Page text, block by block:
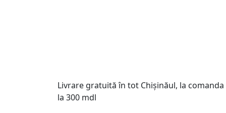
Livrare gratuită în tot Chișinăul, la comanda
la 300 mdl